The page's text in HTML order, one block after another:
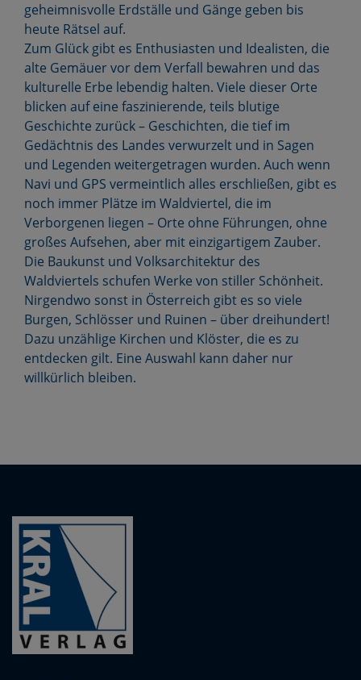
geheimnisvolle Erdställe und Gänge geben bis
heute Rätsel auf.
Zum Glück gibt es Enthusiasten und Idealisten, die
alte Gemäuer vor dem Verfall bewahren und das
kulturelle Erbe lebendig halten. Viele dieser Orte
blicken auf eine faszinierende, teils blutige
Geschichte zurück – Geschichten, die tief im
Gedächtnis des Landes verwurzelt und in Sagen
und Legenden weitergetragen wurden. Auch wenn
Navi und GPS vermeintlich alles erschließen, gibt es
noch immer Plätze im Waldviertel, die im
Verborgenen liegen – Orte ohne Führungen, ohne
großes Aufsehen, aber mit einzigartigem Zauber.
Die Baukunst und Volksarchitektur des
Waldviertels schufen Werke von stiller Schönheit.
Nirgendwo sonst in Österreich gibt es so viele
Burgen, Schlösser und Ruinen – über dreihundert!
Dazu unzählige Kirchen und Klöster, die es zu
entdecken gilt. Eine Auswahl kann daher nur
willkürlich bleiben.